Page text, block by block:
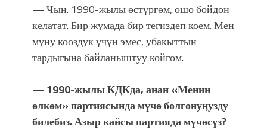
— Чын. 1990-жылы өстүргөм, ошо бойдон
келатат. Бир жумада бир тегиздеп коем. Мен
муну кооздук үчүн эмес, убакыттын
тардыгына байланыштуу койгом.
— 1990-жылы КДКда, анан «Менин
өлкөм» партиясында мүчө болгонуӊузду
билебиз. Азыр кайсы партияда мүчөсүз?